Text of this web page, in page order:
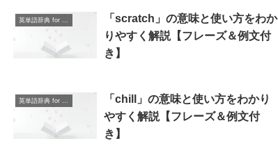
英単語辞典 for Beginners
「scratch」の意味と使い方をわか
りやすく解説【フレーズ＆例文付
き】
「chill」の意味と使い方をわかり
やすく解説【フレーズ＆例文付
き】